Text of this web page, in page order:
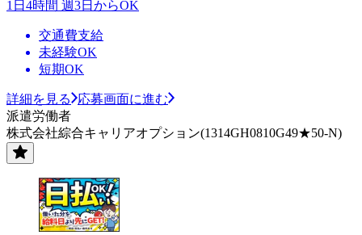
1日4時間 週3日からOK
交通費支給
未経験OK
短期OK
詳細を見る
応募画面に進む
派遣労働者
株式会社綜合キャリアオプション(1314GH0810G49★50-N)